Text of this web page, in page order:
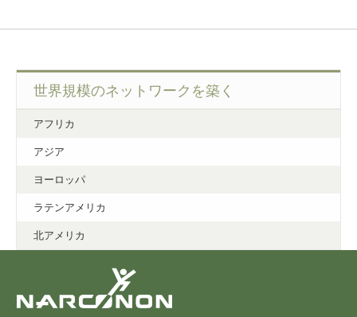
世界規模のネットワークを築く
アフリカ
アジア
ヨーロッパ
ラテンアメリカ
北アメリカ